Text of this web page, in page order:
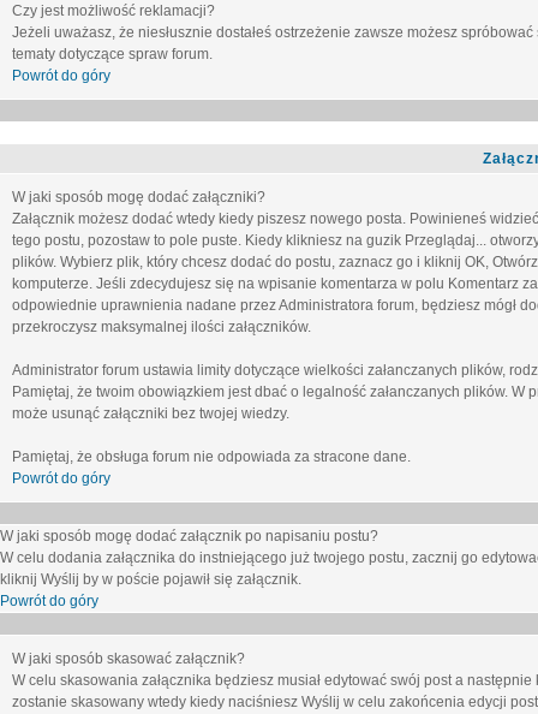
Czy jest możliwość reklamacji?
Jeżeli uważasz, że niesłusznie dostałeś ostrzeżenie zawsze możesz
tematy dotyczące spraw forum.
Powrót do góry
W jaki sposób mogę dodać załączniki?
Załącznik możesz dodać wtedy kiedy piszesz nowego posta. Powinieneś
tego postu, pozostaw to pole puste. Kiedy klikniesz na guzik Przeglądaj...
plików. Wybierz plik, który chcesz dodać do postu, zaznacz go i kliknij OK,
komputerze. Jeśli zdecydujesz się na wpisanie komentarza w polu Komentarz
odpowiednie uprawnienia nadane przez Administratora forum, będziesz mógł
przekroczysz maksymalnej ilości załączników.
Administrator forum ustawia limity dotyczące wielkości załanczanych plików,
Pamiętaj, że twoim obowiązkiem jest dbać o legalność załanczanych plików.
może usunąć załączniki bez twojej wiedzy.
Pamiętaj, że obsługa forum nie odpowiada za stracone dane.
Powrót do góry
W jaki sposób mogę dodać załącznik po napisaniu postu?
W celu dodania załącznika do instniejącego już twojego postu, zacznij go
kliknij Wyślij by w poście pojawił się załącznik.
Powrót do góry
W jaki sposób skasować załącznik?
W celu skasowania załącznika będziesz musiał edytować swój post a
zostanie skasowany wtedy kiedy naciśniesz Wyślij w celu zakońcenia edycji